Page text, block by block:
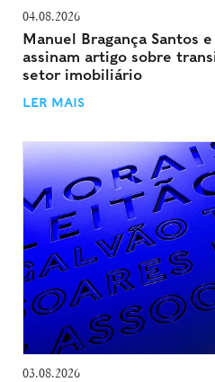
04.08.2026
Manuel Bragança Santos
assinam artigo sobre
setor imobiliário
LER MAIS
03.08.2026